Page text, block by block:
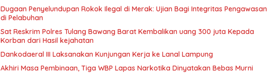
Dugaan Penyelundupan Rokok Ilegal di Merak: Ujian Bagi Integritas Pengawasan
di Pelabuhan
Sat Reskrim Polres Tulang Bawang Barat Kembalikan uang 300 juta Kepada
Korban dari Hasil kejahatan
Dankodaeral III Laksanakan Kunjungan Kerja ke Lanal Lampung
Akhiri Masa Pembinaan, Tiga WBP Lapas Narkotika Dinyatakan Bebas Murni